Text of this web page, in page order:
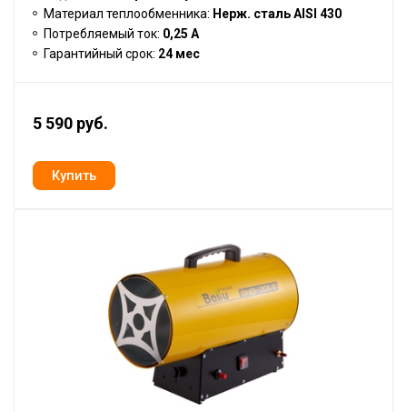
Материал теплообменника: Нерж. сталь AISI 430
Потребляемый ток: 0,25 А
Гарантийный срок: 24 мес
5 590 руб.